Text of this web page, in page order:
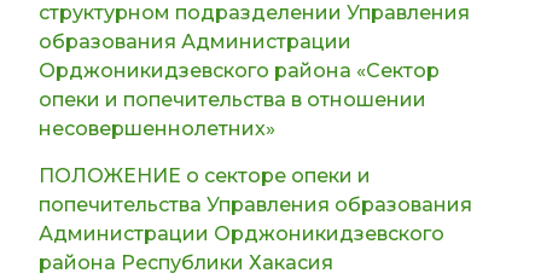
Начальник отдела по
опеки и
попечительства УО
Владимировна
3.
Главный специалист
по опеки и
попечительства УО
Наталья
Юрьевна
структурном подразделении Управления
образования Администрации
Орджоникидзевского района «Сектор
опеки и попечительства в отношении
несовершеннолетних»
ПОЛОЖЕНИЕ о секторе опеки и
попечительства Управления образования
Администрации Орджоникидзевского
района Республики Хакасия